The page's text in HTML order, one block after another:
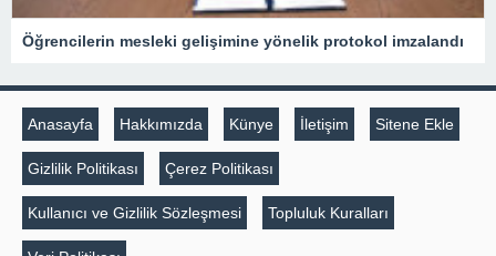
Öğrencilerin mesleki gelişimine yönelik protokol imzalandı
Anasayfa Hakkımızda Künye İletişim Sitene Ekle
Gizlilik Politikası Çerez Politikası
Kullanıcı ve Gizlilik Sözleşmesi Topluluk Kuralları